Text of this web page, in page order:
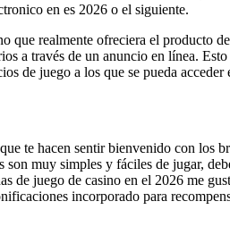
en es 2026 o el siguiente.
que realmente ofreciera el
a través de un anuncio en línea.
de juego a los que se pueda
te hacen sentir bienvenido con los
son muy simples y fáciles de jugar,
de juego de casino en el 2026 me
incorporado para